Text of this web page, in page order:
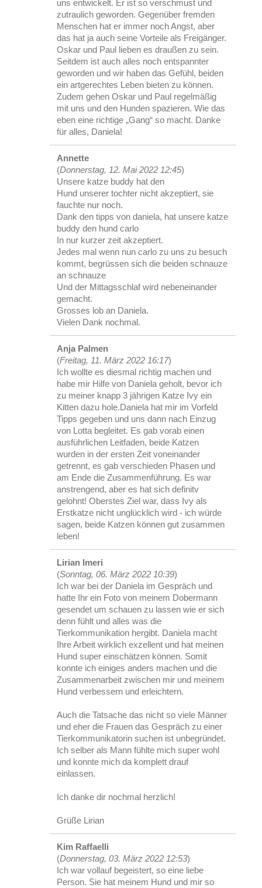
uns entwickelt. Er ist so verschmust und
zutraulich geworden. Gegenüber fremden
Menschen hat er immer noch Angst, aber
das hat ja auch seine Vorteile als Freigänger.
Oskar und Paul lieben es draußen zu sein.
Seitdem ist auch alles noch entspannter
geworden und wir haben das Gefühl, beiden
ein artgerechtes Leben bieten zu können.
Zudem gehen Oskar und Paul regelmäßig
mit uns und den Hunden spazieren. Wie das
eben eine richtige „Gang“ so macht. Danke
für alles, Daniela!
Annette
(Donnerstag, 12. Mai 2022 12:45)
Unsere katze buddy hat den
Hund unserer tochter nicht akzeptiert, sie
fauchte nur noch.
Dank den tipps von daniela, hat unsere katze
buddy den hund carlo
In nur kurzer zeit akzeptiert.
Jedes mal wenn nun carlo zu uns zu besuch
kommt, begrüssen sich die beiden schnauze
an schnauze
Und der Mittagsschlaf wird nebeneinander
gemacht.
Grosses lob an Daniela.
Vielen Dank nochmal.
Anja Palmen
(Freitag, 11. März 2022 16:17)
Ich wollte es diesmal richtig machen und
habe mir Hilfe von Daniela geholt, bevor ich
zu meiner knapp 3 jährigen Katze Ivy ein
Kitten dazu hole.Daniela hat mir im Vorfeld
Tipps gegeben und uns dann nach Einzug
von Lotta begleitet. Es gab vorab einen
ausführlichen Leitfaden, beide Katzen
wurden in der ersten Zeit voneinander
getrennt, es gab verschieden Phasen und
am Ende die Zusammenführung. Es war
anstrengend, aber es hat sich definitv
gelohnt! Oberstes Ziel war, dass Ivy als
Erstkatze nicht unglücklich wird - ich würde
sagen, beide Katzen können gut zusammen
leben!
Lirian Imeri
(Sonntag, 06. März 2022 10:39)
Ich war bei der Daniela im Gespräch und
hatte Ihr ein Foto von meinem Dobermann
gesendet um schauen zu lassen wie er sich
denn fühlt und alles was die
Tierkommunikation hergibt. Daniela macht
Ihre Arbeit wirklich exzellent und hat meinen
Hund super einschätzen können. Somit
konnte ich einiges anders machen und die
Zusammenarbeit zwischen mir und meinem
Hund verbessern und erleichtern.
Auch die Tatsache das nicht so viele Männer
und eher die Frauen das Gespräch zu einer
Tierkommunikatorin suchen ist unbegründet.
Ich selber als Mann fühlte mich super wohl
und konnte mich da komplett drauf
einlassen.
Ich danke dir nochmal herzlich!
Grüße Lirian
Kim Raffaelli
(Donnerstag, 03. März 2022 12:53)
Ich war vollauf begeistert, so eine liebe
Person. Sie hat meinem Hund und mir so